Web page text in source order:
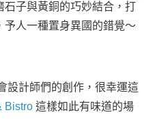
石子與黃銅的巧妙結合，打
人一種置身異國的錯覺～
設計師們的創作，很幸運這
Bistro 這樣如此有味道的場